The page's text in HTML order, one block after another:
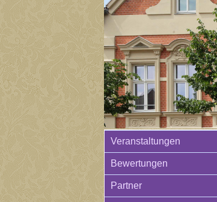
Veranstaltungen
Bewertungen
Partner